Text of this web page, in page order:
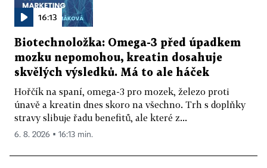
16:13
Biotechnoložka: Omega-3 před úpadkem
mozku nepomohou, kreatin dosahuje
skvělých výsledků. Má to ale háček
Hořčík na spaní, omega-3 pro mozek, železo proti
únavě a kreatin dnes skoro na všechno. Trh s doplňky
stravy slibuje řadu benefitů, ale které z...
6. 8. 2026 ▪ 16:13 min.